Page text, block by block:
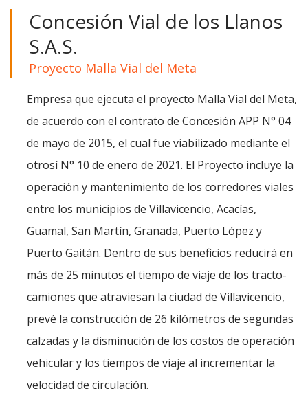
Concesión Vial de los Llanos
S.A.S.
Proyecto Malla Vial del Meta
Empresa que ejecuta el proyecto Malla Vial del Meta,
de acuerdo con el contrato de Concesión APP N° 04
de mayo de 2015, el cual fue viabilizado mediante el
otrosí N° 10 de enero de 2021. El Proyecto incluye la
operación y mantenimiento de los corredores viales
entre los municipios de Villavicencio, Acacías,
Guamal, San Martín, Granada, Puerto López y
Puerto Gaitán. Dentro de sus beneficios reducirá en
más de 25 minutos el tiempo de viaje de los tracto-
camiones que atraviesan la ciudad de Villavicencio,
prevé la construcción de 26 kilómetros de segundas
calzadas y la disminución de los costos de operación
vehicular y los tiempos de viaje al incrementar la
velocidad de circulación.